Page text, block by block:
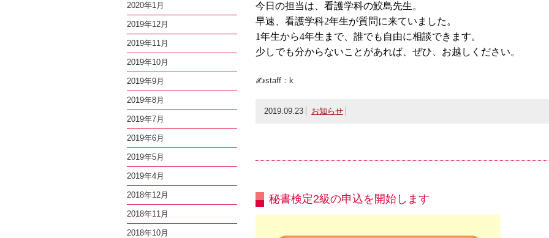
今日の担当は、看護学科の鮫島先生。
早速、看護学科2年生が質問に来ていました。
1年生から4年生まで、誰でも自由に相談できます。
少しでも分からないことがあれば、ぜひ、お越しください。
✍staff：k
2019.09.23 お知らせ
秘書検定2級の申込を開始します
2020年1月
2019年12月
2019年11月
2019年10月
2019年9月
2019年8月
2019年7月
2019年6月
2019年5月
2019年4月
2018年12月
2018年11月
2018年10月